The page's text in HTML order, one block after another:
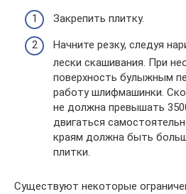
Закрепить плитку.
Начните резку, следуя
лески скашивания. При
поверхность булыжным
работу шлифмашинки.
не должна превышать
двигаться
краям должна быть
плитки.
Существуют некоторые